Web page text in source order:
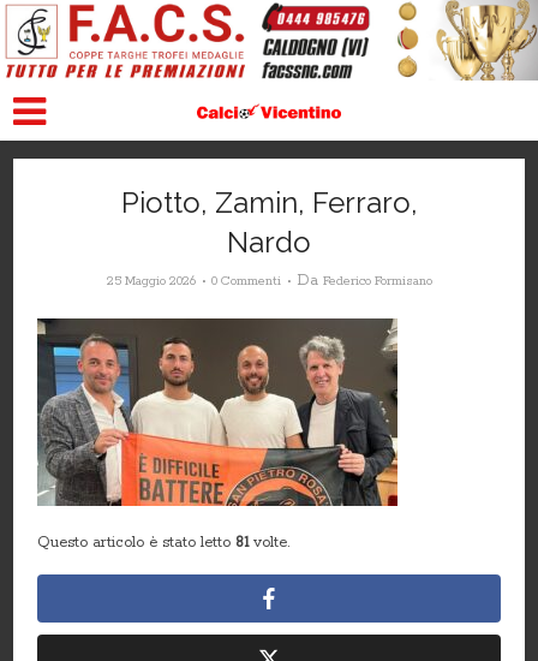
Piotto, Zamin, Ferraro,
Nardo
25 Maggio 2026 0 Commenti Da Federico Formisano
Questo articolo è stato letto 81volte.